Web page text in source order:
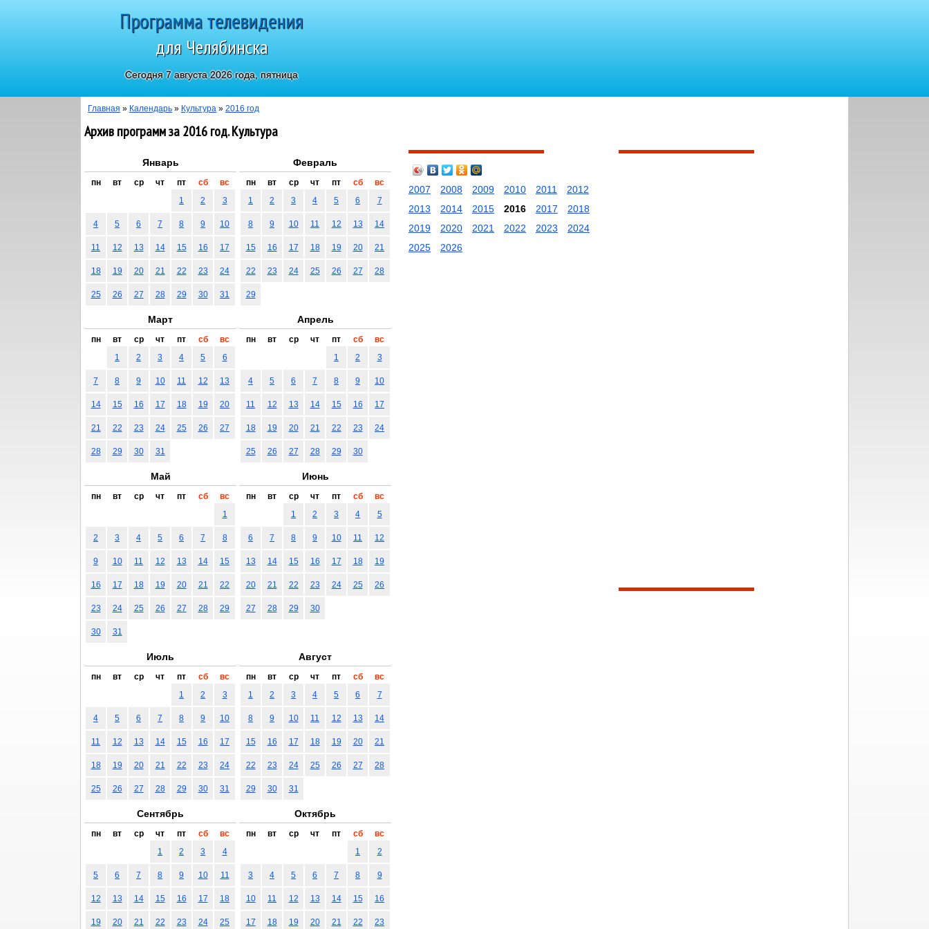
Программа телевидения
для Челябинска
Сегодня 7 августа 2026 года, пятница
Главная » Календарь » Культура » 2016 год
Архив программ за 2016 год. Культура
Январь
пн вт ср чт пт сб
вс
1
2 3
4 5 6 7 8 9 10
11 12 13 14 15 16 17
18 19 20 21 22 23 24
25 26 27 28 29 30 31
Февраль
пн вт ср чт пт сб
вс
1
2 3 4 5 6 7
8 9 10 11 12 13 14
15 16 17 18 19 20 21
22 23 24 25 26 27 28
29
Март
пн вт ср чт пт сб
вс
1
2 3 4 5 6
7 8 9 10 11 12 13
14 15 16 17 18 19 20
21 22 23 24 25 26 27
28 29 30 31
Апрель
пн вт ср чт пт сб
вс
1
2 3
4 5 6 7 8 9 10
11 12 13 14 15 16 17
18 19 20 21 22 23 24
25 26 27 28 29 30
Май
пн вт ср чт пт сб
вс
1
2 3 4 5 6 7 8
9 10 11 12 13 14 15
16 17 18 19 20 21 22
23 24 25 26 27 28 29
30 31
Июнь
пн вт ср чт пт сб
вс
1
2 3 4 5
6 7 8 9 10 11 12
13 14 15 16 17 18 19
20 21 22 23 24 25 26
27 28 29 30
Июль
пн вт ср чт пт сб
вс
1
2 3
4 5 6 7 8 9 10
11 12 13 14 15 16 17
18 19 20 21 22 23 24
25 26 27 28 29 30 31
Август
пн вт ср чт пт сб
вс
1
2 3 4 5 6 7
8 9 10 11 12 13 14
15 16 17 18 19 20 21
22 23 24 25 26 27 28
29 30 31
Сентябрь
пн вт ср чт пт сб
вс
1
2 3 4
5 6 7 8 9 10 11
12 13 14 15 16 17 18
19 20 21 22 23 24 25
Октябрь
пн вт ср чт пт сб
вс
1
2
3 4 5 6 7 8 9
10 11 12 13 14 15 16
17 18 19 20 21 22 23
2007 2008 2009 2010 2011
2012
2013
2014 2015 2016 2017
2018
2019
2020 2021 2022 2023
2024
2025
2026